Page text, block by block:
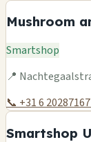
Mushroom
Smartshop
📍
📞 +31 6
Smartshop